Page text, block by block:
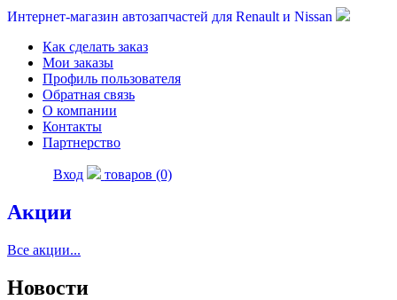
Интернет-магазин автозапчастей для Renault и Nissan
Как сделать заказ
Мои заказы
Профиль пользователя
Обратная связь
О компании
Контакты
Партнерство
Вход товаров (0)
Акции
Все акции...
Новости